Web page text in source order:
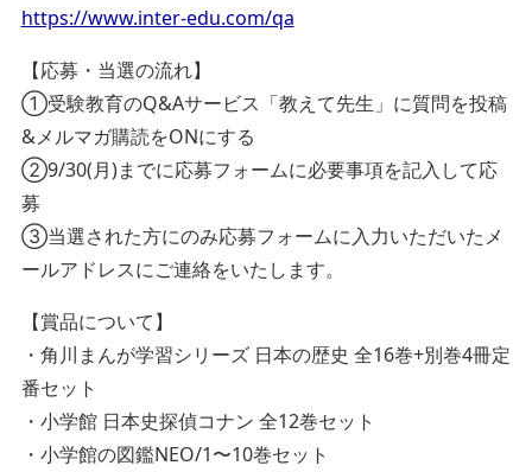
https://www.inter-edu.com/qa
【応募・当選の流れ】
①受験教育のQ&Aサービス「教えて先生」に質問を投稿
&メルマガ購読をONにする
②9/30(月)までに応募フォームに必要事項を記入して応
募
③当選された方にのみ応募フォームに入力いただいたメ
ールアドレスにご連絡をいたします。
【賞品について】
・角川まんが学習シリーズ 日本の歴史 全16巻+別巻4冊定
番セット
・小学館 日本史探偵コナン 全12巻セット
・小学館の図鑑NEO/1〜10巻セット